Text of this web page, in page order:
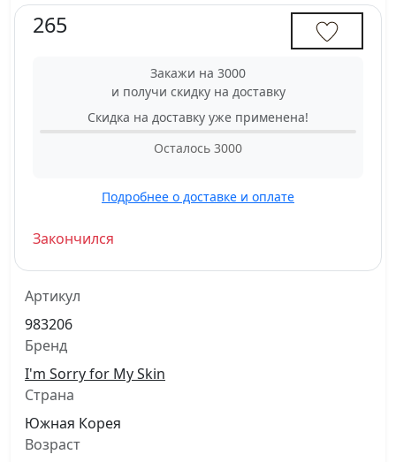
265
Закажи на 3000
и получи скидку на доставку
Скидка на доставку уже применена!
Осталось 3000
Подробнее о доставке и оплате
Закончился
Артикул
983206
Бренд
I'm Sorry for My Skin
Страна
Южная Корея
Возраст